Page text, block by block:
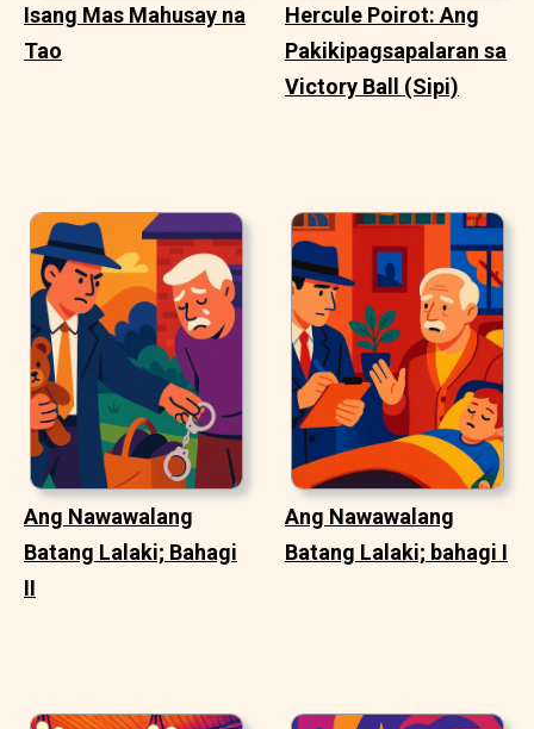
Isang Mas Mahusay na
Tao
Hercule Poirot: Ang
Pakikipagsapalaran sa
Victory Ball (Sipi)
Ang Nawawalang
Batang Lalaki; Bahagi
II
Ang Nawawalang
Batang Lalaki; bahagi I